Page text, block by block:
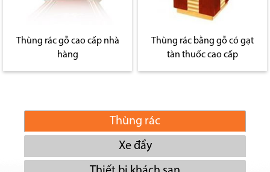
Thùng rác gỗ cao cấp nhà
hàng
Thùng rác bằng gỗ có gạt
tàn thuốc cao cấp
Thùng rác
Xe đẩy